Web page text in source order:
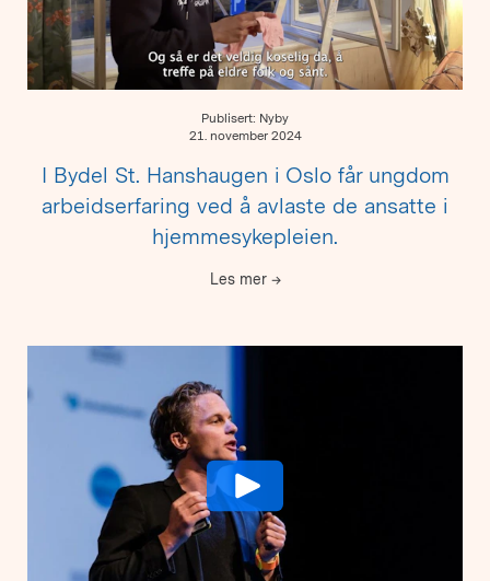
Publisert: Nyby
21. november 2024
I Bydel St. Hanshaugen i Oslo får ungdom
arbeidserfaring ved å avlaste de ansatte i
hjemmesykepleien.
Les mer →